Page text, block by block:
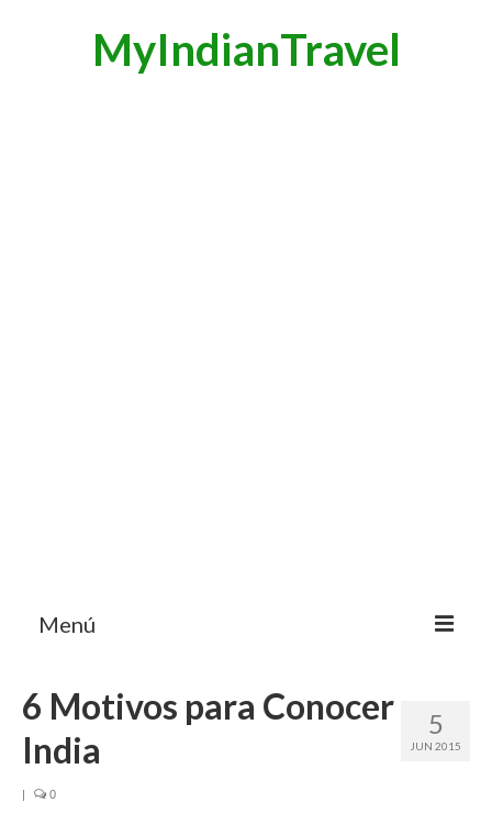
MyIndianTravel
Menú
MI BLOG VIAJES INDIA 5
JUN 2015
6 Motivos para Conocer
India
| 0